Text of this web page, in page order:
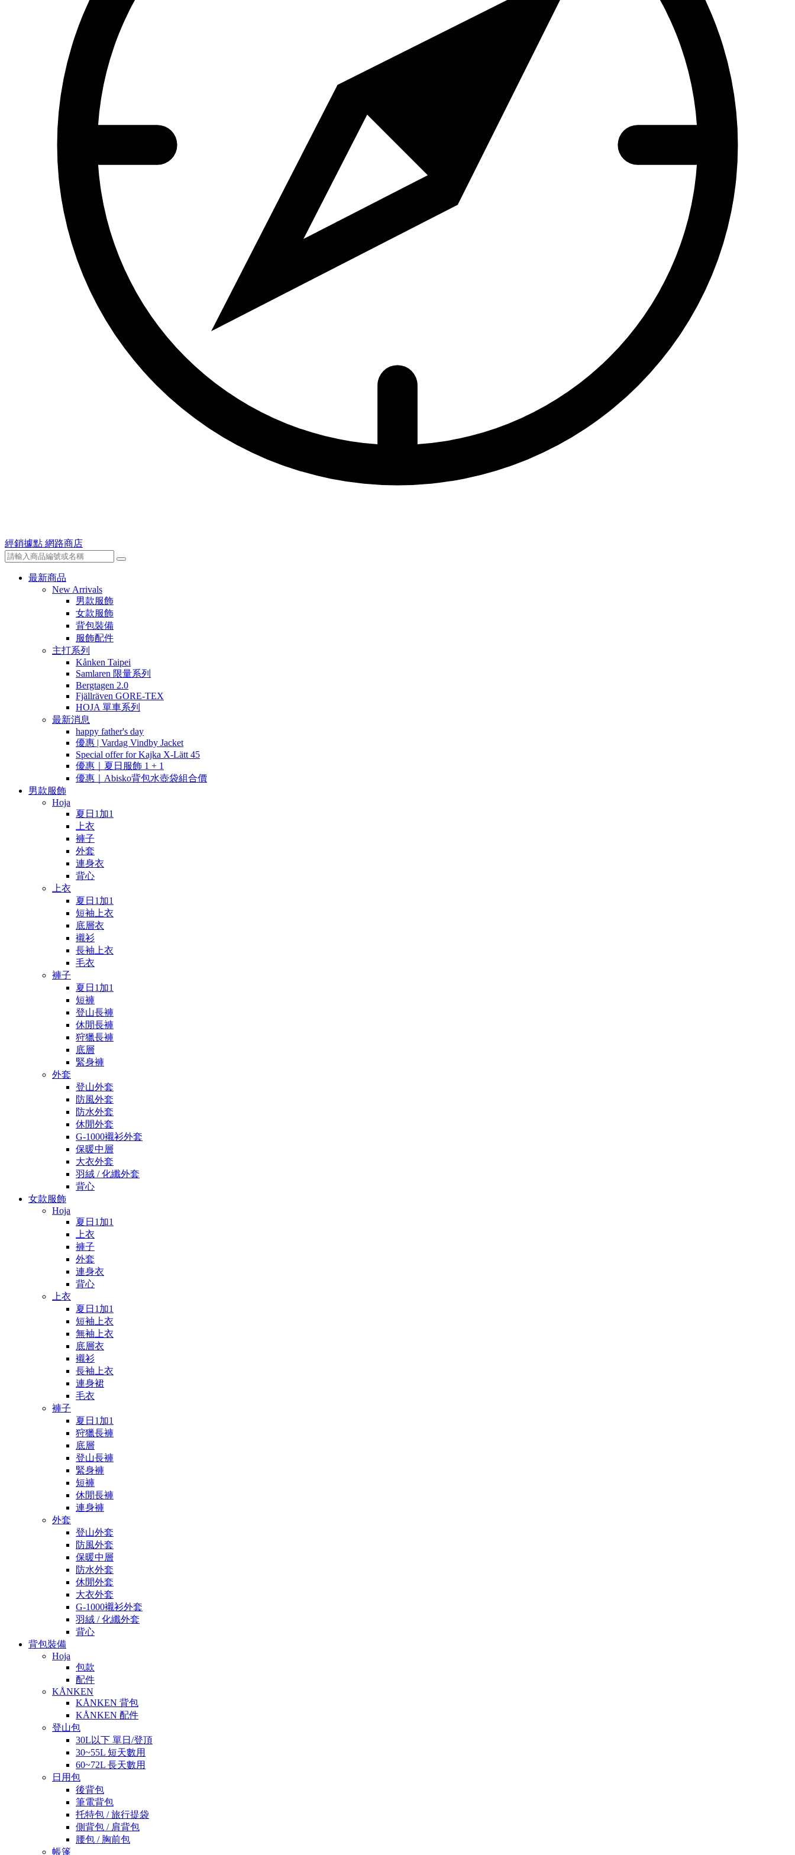
經銷據點 網路商店
最新商品
New Arrivals
男款服飾
女款服飾
背包裝備
服飾配件
主打系列
Kånken Taipei
Samlaren 限量系列
Bergtagen 2.0
Fjällräven GORE-TEX
HOJA 單車系列
最新消息
happy father's day
優惠 | Vardag Vindby Jacket
Special offer for Kajka X-Lätt 45
優惠｜夏日服飾 1 + 1
優惠｜Abisko背包水壺袋組合價
男款服飾
Hoja
夏日1加1
上衣
褲子
外套
連身衣
背心
上衣
夏日1加1
短袖上衣
底層衣
襯衫
長袖上衣
毛衣
褲子
夏日1加1
短褲
登山長褲
休閒長褲
狩獵長褲
底層
緊身褲
外套
登山外套
防風外套
防水外套
休閒外套
G-1000襯衫外套
保暖中層
大衣外套
羽絨 / 化纖外套
背心
女款服飾
Hoja
夏日1加1
上衣
褲子
外套
連身衣
背心
上衣
夏日1加1
短袖上衣
無袖上衣
底層衣
襯衫
長袖上衣
連身裙
毛衣
褲子
夏日1加1
狩獵長褲
底層
登山長褲
緊身褲
短褲
休閒長褲
連身褲
外套
登山外套
防風外套
保暖中層
防水外套
休閒外套
大衣外套
G-1000襯衫外套
羽絨 / 化纖外套
背心
背包裝備
Hoja
包款
配件
KÅNKEN
KÅNKEN 背包
KÅNKEN 配件
登山包
30L以下 單日/登頂
30~55L 短天數用
60~72L 長天數用
日用包
後背包
筆電背包
托特包 / 旅行提袋
側背包 / 肩背包
腰包 / 胸前包
帳篷